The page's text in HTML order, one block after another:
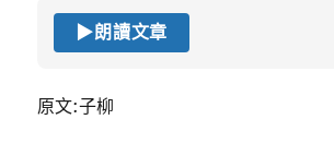
▶朗讀文章
原文:子柳